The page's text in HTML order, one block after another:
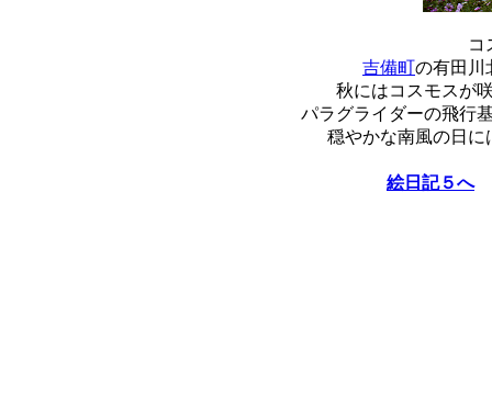
吉備町の有田
秋にはコスモスが
パラグライダーの飛
穏やかな南風の日に
絵日記５へ